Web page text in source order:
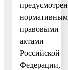
правовыми
актами
Российской
Федерации,